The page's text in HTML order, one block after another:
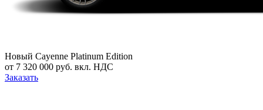
Новый Cayenne Platinum Edition
от 7 320 000 руб. вкл. НДС
Заказать